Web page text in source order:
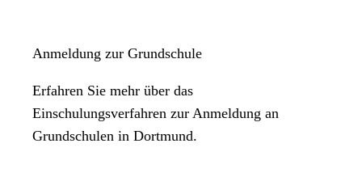
Anmeldung zur Grundschule
Erfahren Sie mehr über das
Einschulungsverfahren zur Anmeldung an
Grundschulen in Dortmund.